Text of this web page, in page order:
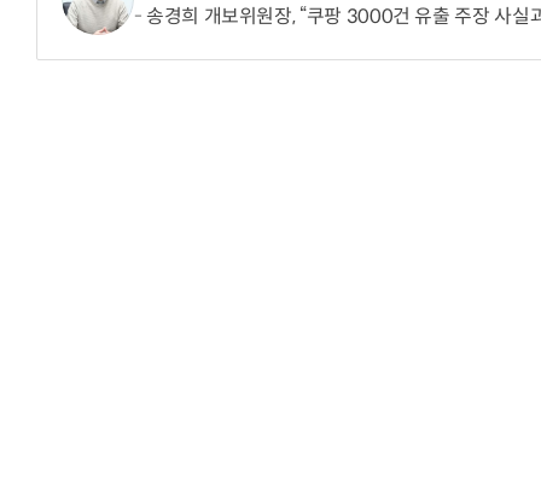
송경희 개보위원장, “쿠팡 3000건 유출 주장 사